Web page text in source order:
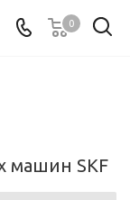
0
машин SKF